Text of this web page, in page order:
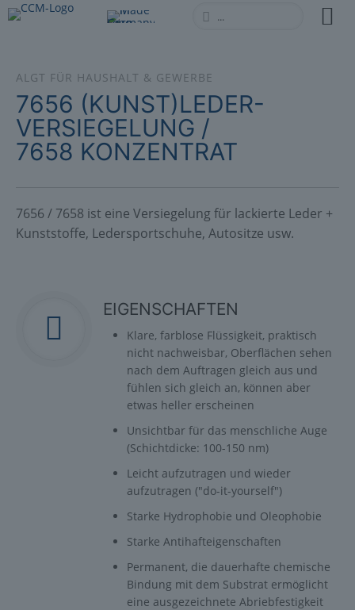
ALGT FÜR HAUSHALT & GEWERBE
7656 (KUNST)LEDER-
VERSIEGELUNG /
7658 KONZENTRAT
7656 / 7658 ist eine Versiegelung für lackierte Leder +
Kunststoffe, Ledersportschuhe, Autositze usw.
EIGENSCHAFTEN
Klare, farblose Flüssigkeit, praktisch
nicht nachweisbar, Oberflächen sehen
nach dem Auftragen gleich aus und
fühlen sich gleich an, können aber
etwas heller erscheinen
Unsichtbar für das menschliche Auge
(Schichtdicke: 100-150 nm)
Leicht aufzutragen und wieder
aufzutragen ("do-it-yourself")
Starke Hydrophobie und Oleophobie
Starke Antihafteigenschaften
Permanent, die dauerhafte chemische
Bindung mit dem Substrat ermöglicht
eine ausgezeichnete Abriebfestigkeit